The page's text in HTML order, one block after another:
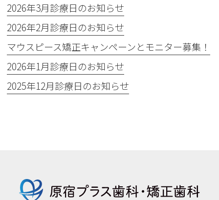
2026年3月診療日のお知らせ
2026年2月診療日のお知らせ
マウスピース矯正キャンペーンとモニター募集！
2026年1月診療日のお知らせ
2025年12月診療日のお知らせ